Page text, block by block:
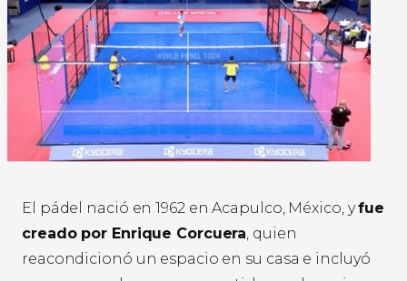
El pádel nació en 1962 en Acapulco, México, yfue
creado por Enrique Corcuera, quien
reacondicionó un espacio en su casa e incluyó